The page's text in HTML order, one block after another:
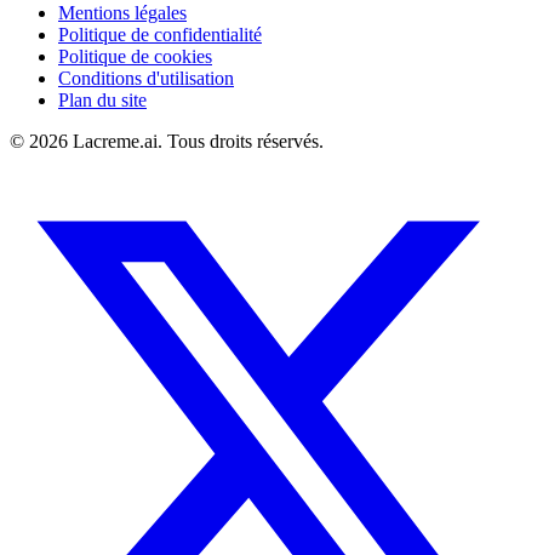
Mentions légales
Politique de confidentialité
Politique de cookies
Conditions d'utilisation
Plan du site
© 2026 Lacreme.ai. Tous droits réservés.